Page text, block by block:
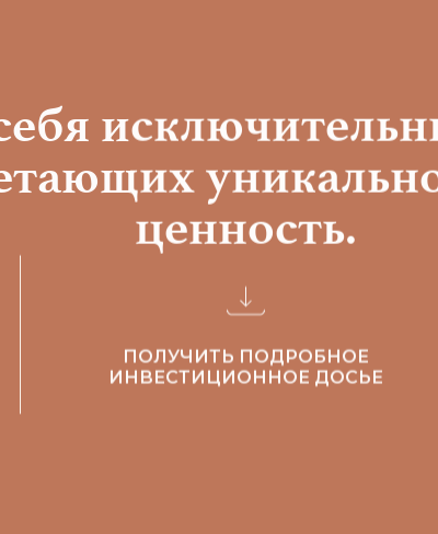
ценность.
ПОЛУЧИТЬ ПОДРОБНОЕ
ИНВЕСТИЦИОННОЕ ДОСЬЕ